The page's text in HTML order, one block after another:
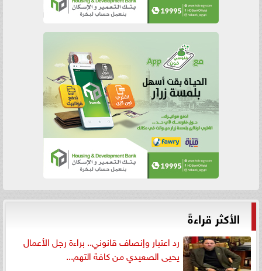
الأكثر قراءةً
رد اعتبار وإنصاف قانوني.. براءة رجل الأعمال
يحيى الصعيدي من كافة التهم...